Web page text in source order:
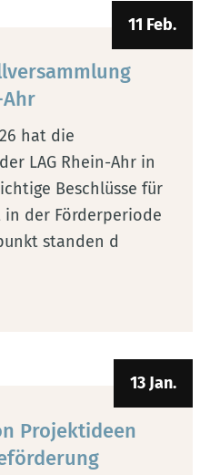
11 Feb.
Ahr
hat die
LAG Rhein-Ahr in
Beschlüsse für
der Förderperiode
standen d
13 Jan.
Projektideen